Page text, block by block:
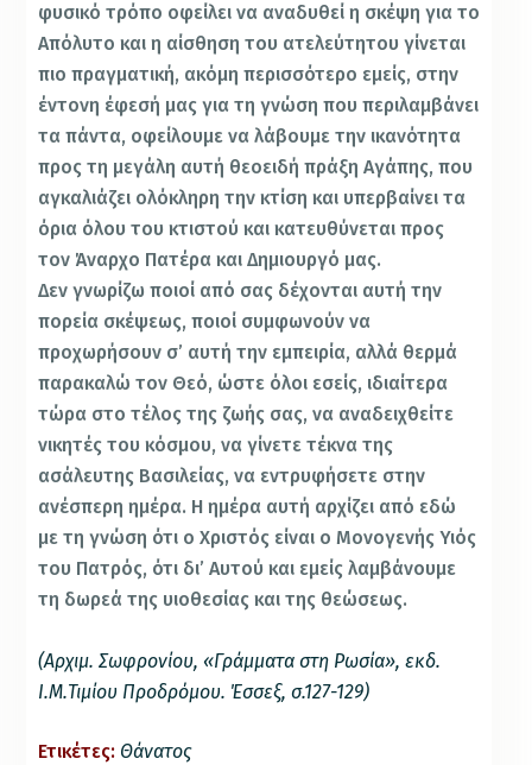
φυσικό τρόπο οφείλει να αναδυθεί η σκέψη για το
Απόλυτο και η αίσθηση του ατελεύτητου γίνεται
πιο πραγματική, ακόμη περισσότερο εμείς, στην
έντονη έφεσή μας για τη γνώση που περιλαμβάνει
τα πάντα, οφείλουμε να λάβουμε την ικανότητα
προς τη μεγάλη αυτή θεοειδή πράξη Αγάπης, που
αγκαλιάζει ολόκληρη την κτίση και υπερβαίνει τα
όρια όλου του κτιστού και κατευθύνεται προς
τον Άναρχο Πατέρα και Δημιουργό μας.
Δεν γνωρίζω ποιοί από σας δέχονται αυτή την
πορεία σκέψεως, ποιοί συμφωνούν να
προχωρήσουν σ’ αυτή την εμπειρία, αλλά θερμά
παρακαλώ τον Θεό, ώστε όλοι εσείς, ιδιαίτερα
τώρα στο τέλος της ζωής σας, να αναδειχθείτε
νικητές του κόσμου, να γίνετε τέκνα της
ασάλευτης Βασιλείας, να εντρυφήσετε στην
ανέσπερη ημέρα. Η ημέρα αυτή αρχίζει από εδώ
με τη γνώση ότι ο Χριστός είναι ο Μονογενής Υιός
του Πατρός, ότι δι’ Αυτού και εμείς λαμβάνουμε
τη δωρεά της υιοθεσίας και της θεώσεως.
(Αρχιμ. Σωφρονίου, «Γράμματα στη Ρωσία», εκδ.
Ι.Μ.Τιμίου Προδρόμου. Έσσεξ, σ.127-129)
Ετικέτες: Θάνατος